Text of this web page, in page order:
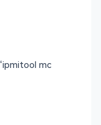
ipmitool mc